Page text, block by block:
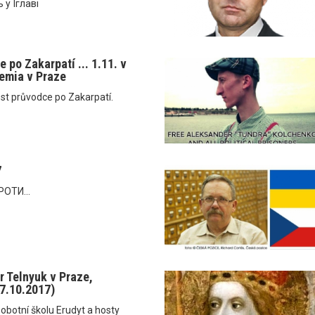
Їглаві
po Zakarpatí ... 1.11. v
v Praze
průvodce po Zakarpatí.
Telnyuk v Praze,
školu Erudyt a hosty